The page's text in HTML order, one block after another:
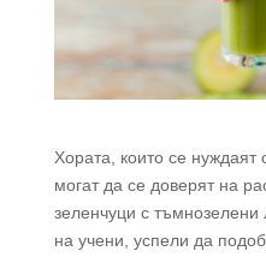
Хората, които се нуждаят
могат да се доверят на
зеленчуци с
на учени, успели да